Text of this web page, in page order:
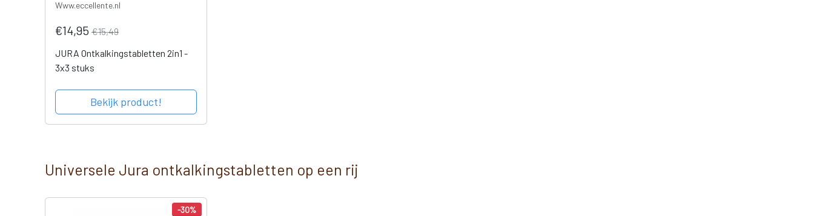
Www.eccellente.nl
€14,95 €15,49
JURA Ontkalkingstabletten 2in1 -
3x3 stuks
Bekijk product!
Universele Jura ontkalkingstabletten op een rij
-30%